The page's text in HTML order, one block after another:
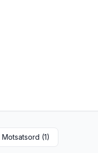
Motsatsord (1)